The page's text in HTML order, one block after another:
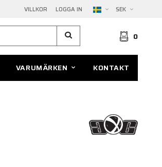
VILLKOR LOGGA IN SEK
0
VARUMÄRKEN KONTAKT